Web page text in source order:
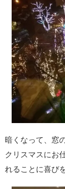
暗くなって、窓
クリスマスにお
れることに喜び